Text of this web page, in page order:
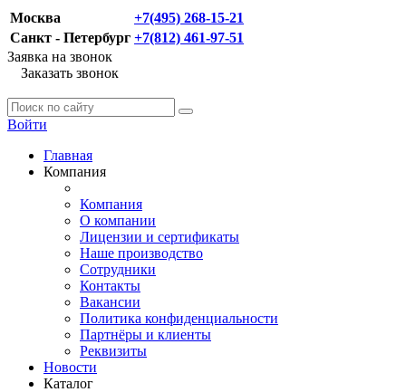
Москва
+7(495) 268-15-21
Санкт - Петербург +7(812) 461-97-51
Заявка на звонок
Заказать звонок
Войти
Главная
Компания
Компания
О компании
Лицензии и сертификаты
Наше производство
Сотрудники
Контакты
Вакансии
Политика конфиденциальности
Партнёры и клиенты
Реквизиты
Новости
Каталог